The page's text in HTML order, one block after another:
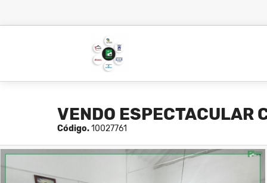
VENDO ESPECTACULAR
Código.10027761